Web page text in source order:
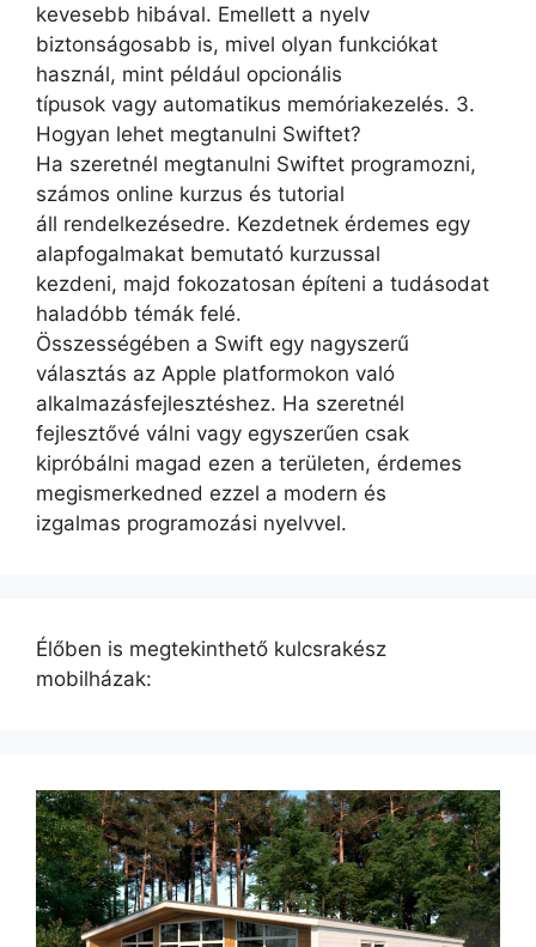
kevesebb hibával. Emellett a nyelv
biztonságosabb is, mivel olyan funkciókat
használ, mint például opcionális
típusok vagy automatikus memóriakezelés. 3.
Hogyan lehet megtanulni Swiftet?
Ha szeretnél megtanulni Swiftet programozni,
számos online kurzus és tutorial
áll rendelkezésedre. Kezdetnek érdemes egy
alapfogalmakat bemutató kurzussal
kezdeni, majd fokozatosan építeni a tudásodat
haladóbb témák felé.
Összességében a Swift egy nagyszerű
választás az Apple platformokon való
alkalmazásfejlesztéshez. Ha szeretnél
fejlesztővé válni vagy egyszerűen csak
kipróbálni magad ezen a területen, érdemes
megismerkedned ezzel a modern és
izgalmas programozási nyelvvel.
Élőben is megtekinthető kulcsrakész
mobilházak: